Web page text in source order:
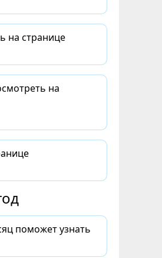
на странице
на
поможет узнать